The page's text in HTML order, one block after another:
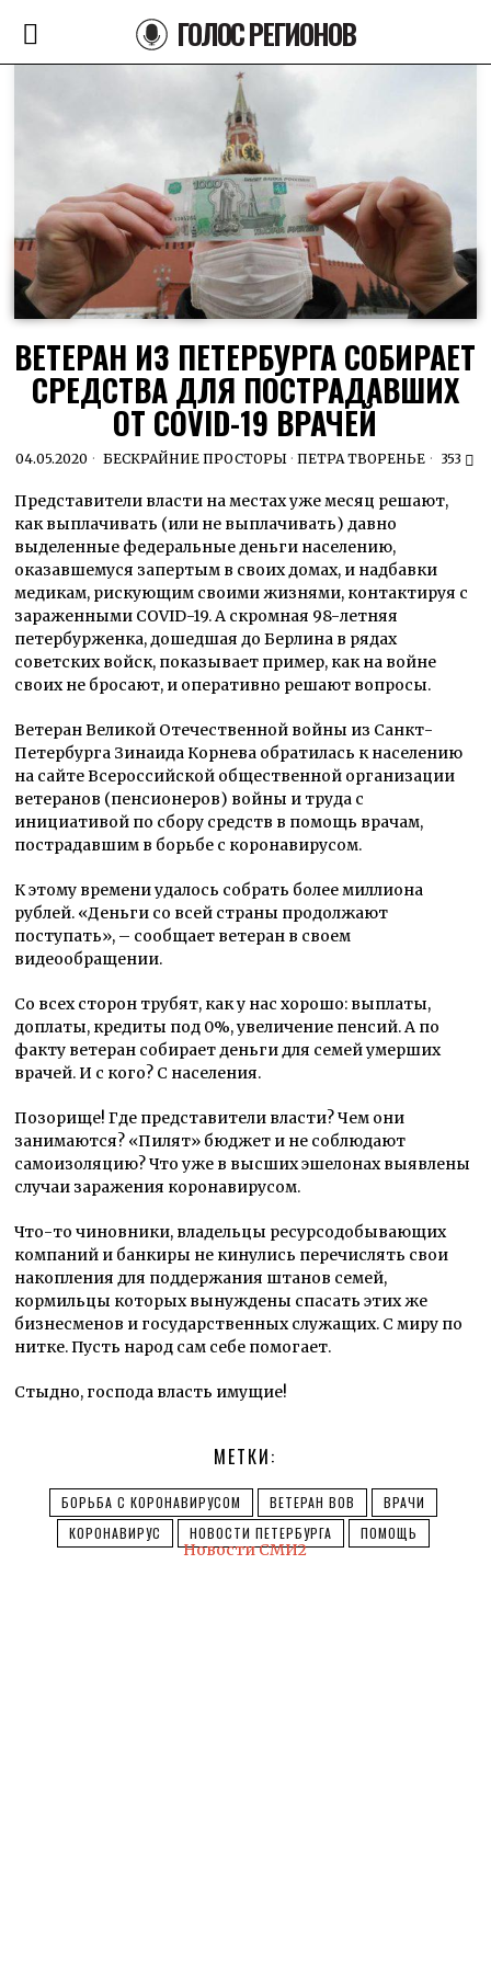
ГОЛОС РЕГИОНОВ
ВЕТЕРАН ИЗ ПЕТЕРБУРГА СОБИРАЕТ
СРЕДСТВА ДЛЯ ПОСТРАДАВШИХ
ОТ COVID-19 ВРАЧЕЙ
04.05.2020 БЕСКРАЙНИЕ ПРОСТОРЫ · ПЕТРА ТВОРЕНЬЕ 353
Представители власти на местах уже месяц решают,
как выплачивать (или не выплачивать) давно
выделенные федеральные деньги населению,
оказавшемуся запертым в своих домах, и надбавки
медикам, рискующим своими жизнями, контактируя с
зараженными COVID-19. А скромная 98-летняя
петербурженка, дошедшая до Берлина в рядах
советских войск, показывает пример, как на войне
своих не бросают, и оперативно решают вопросы.
Ветеран Великой Отечественной войны из Санкт-
Петербурга Зинаида Корнева обратилась к населению
на сайте Всероссийской общественной организации
ветеранов (пенсионеров) войны и труда с
инициативой по сбору средств в помощь врачам,
пострадавшим в борьбе с коронавирусом.
К этому времени удалось собрать более миллиона
рублей. «Деньги со всей страны продолжают
поступать», – сообщает ветеран в своем
видеообращении.
Со всех сторон трубят, как у нас хорошо: выплаты,
доплаты, кредиты под 0%, увеличение пенсий. А по
факту ветеран собирает деньги для семей умерших
врачей. И с кого? С населения.
Позорище! Где представители власти? Чем они
занимаются? «Пилят» бюджет и не соблюдают
самоизоляцию? Что уже в высших эшелонах выявлены
случаи заражения коронавирусом.
Что-то чиновники, владельцы ресурсодобывающих
компаний и банкиры не кинулись перечислять свои
накопления для поддержания штанов семей,
кормильцы которых вынуждены спасать этих же
бизнесменов и государственных служащих. С миру по
нитке. Пусть народ сам себе помогает.
Стыдно, господа власть имущие!
МЕТКИ:
БОРЬБА С КОРОНАВИРУСОМ ВЕТЕРАН ВОВ
ВРАЧИ
КОРОНАВИРУС
НОВОСТИ ПЕТЕРБУРГА ПОМОЩЬ
Новости СМИ2